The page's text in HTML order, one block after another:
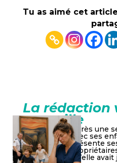
Tu as aimé cet
La rédaction
conseille
Après une
avec ses
présente
qu’elle avait